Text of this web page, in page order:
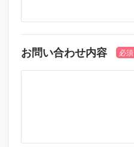
お問い合わせ内容 必須